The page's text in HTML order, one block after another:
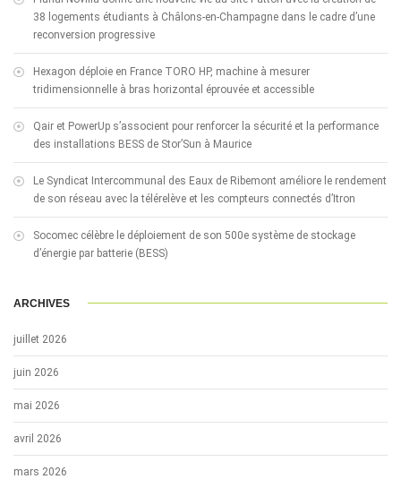
38 logements étudiants à Châlons-en-Champagne dans le cadre d’une
reconversion progressive
Hexagon déploie en France TORO HP, machine à mesurer
tridimensionnelle à bras horizontal éprouvée et accessible
Qair et PowerUp s’associent pour renforcer la sécurité et la performance
des installations BESS de Stor’Sun à Maurice
Le Syndicat Intercommunal des Eaux de Ribemont améliore le rendement
de son réseau avec la télérelève et les compteurs connectés d’Itron
Socomec célèbre le déploiement de son 500e système de stockage
d’énergie par batterie (BESS)
ARCHIVES
juillet 2026
juin 2026
mai 2026
avril 2026
mars 2026